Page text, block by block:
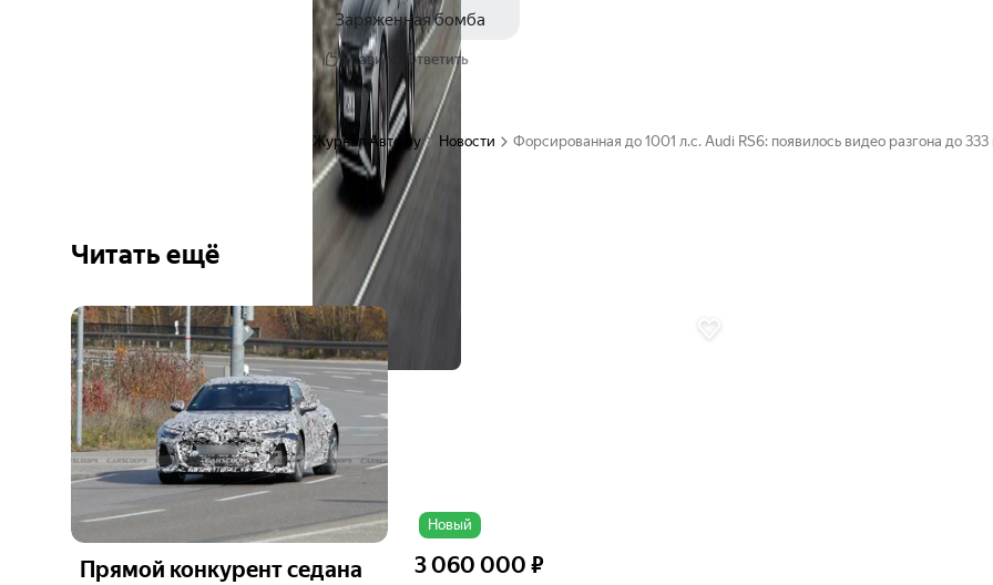
Заряженная бомба
Нравится Ответить
Журнал Авто.ру Новости Форсированная до 1001 л.с. Audi RS6: появилось видео разгона до
Читать ещё
Прямой конкурент седана
Новый
3 060 000 ₽